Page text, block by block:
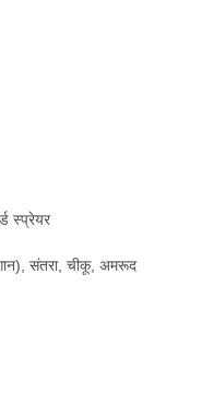
स्प्रेयर
संतरा, चीकू, अमरूद